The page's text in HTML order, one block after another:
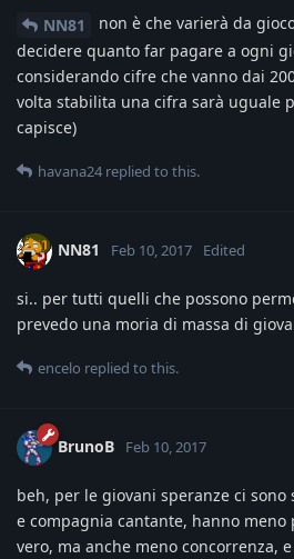
NN81
non è che varierà da
decidere quanto far pagare a ogni
considerando cifre che vanno dai
volta stabilita una cifra sarà uguale
capisce)
havana24 replied to this.
NN81 Feb 10, 2017 Edited
si.. per tutti quelli che possono
prevedo una moria di massa di
encelo replied to this.
BrunoB Feb 10, 2017
beh, per le giovani speranze ci
e compagnia cantante, hanno
vero, ma anche meno concorrenza,